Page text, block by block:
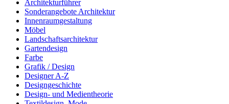
Architekturführer
Sonderangebote Architektur
Innenraumgestaltung
Möbel
Landschaftsarchitektur
Gartendesign
Farbe
Grafik / Design
Designer A-Z
Designgeschichte
Design- und Medientheorie